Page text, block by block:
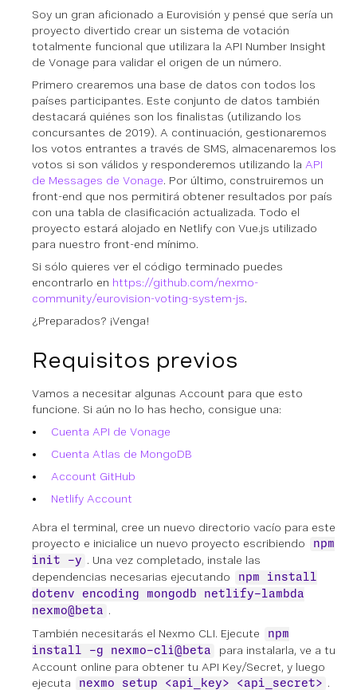
Soy un gran aficionado a Eurovisión y pensé que sería un
proyecto divertido crear un sistema de votación
totalmente funcional que utilizara la API Number Insight
de Vonage para validar el origen de un número.
Primero crearemos una base de datos con todos los
países participantes. Este conjunto de datos también
destacará quiénes son los finalistas (utilizando los
concursantes de 2019). A continuación, gestionaremos
los votos entrantes a través de SMS, almacenaremos los
votos si son válidos y responderemos utilizando la API
de Messages de Vonage. Por último, construiremos un
front-end que nos permitirá obtener resultados por país
con una tabla de clasificación actualizada. Todo el
proyecto estará alojado en Netlify con Vue.js utilizado
para nuestro front-end mínimo.
Si sólo quieres ver el código terminado puedes
encontrarlo en https://github.com/nexmo-
community/eurovision-voting-system-js.
¿Preparados? ¡Venga!
Requisitos previos
Vamos a necesitar algunas Account para que esto
funcione. Si aún no lo has hecho, consigue una:
Cuenta API de Vonage
Cuenta Atlas de MongoDB
Account GitHub
Netlify Account
Abra el terminal, cree un nuevo directorio vacío para este
proyecto e inicialice un nuevo proyecto escribiendo
npm
init -y . Una vez completado, instale las
dependencias necesarias ejecutando
npm install
dotenv encoding mongodb netlify-lambda
nexmo@beta .
También necesitarás el Nexmo CLI. Ejecute
npm
install -g nexmo-cli@beta
para instalarla, ve a tu
Account online para obtener tu API Key/Secret, y luego
ejecuta
nexmo setup <api_key> <api_secret> .